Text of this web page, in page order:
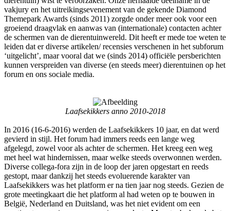
vakjury en het uitreikingsevenement van de gekende Diamond
Themepark Awards (sinds 2011) zorgde onder meer ook voor een
groeiend draagvlak en aanwas van (internationale) contacten achter
de schermen van de dierentuinwereld. Dit heeft er mede toe weten te
leiden dat er diverse artikelen/ recensies verschenen in het subforum
‘uitgelicht’, maar vooral dat we (sinds 2014) officiële persberichten
kunnen verspreiden van diverse (en steeds meer) dierentuinen op het
forum en ons sociale media.
Laafsekikkers anno 2010-2018
In 2016 (16-6-2016) werden de Laafsekikkers 10 jaar, en dat werd
gevierd in stijl. Het forum had immers reeds een lange weg
afgelegd, zowel voor als achter de schermen. Het kreeg een weg
met heel wat hindernissen, maar welke steeds overwonnen werden.
Diverse collega-fora zijn in de loop der jaren opgestart en reeds
gestopt, maar dankzij het steeds evoluerende karakter van
Laafsekikkers was het platform er na tien jaar nog steeds. Gezien de
grote meetingkaart die het platform al had weten op te bouwen in
België, Nederland en Duitsland, was het niet evident om een